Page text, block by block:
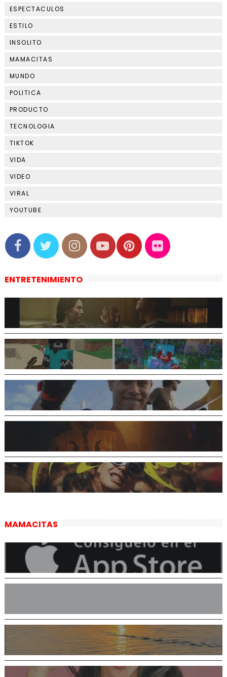
ESPECTACULOS
ESTILO
INSOLITO
MAMACITAS
MUNDO
POLITICA
PRODUCTO
TECNOLOGIA
TIKTOK
VIDA
VIDEO
VIRAL
YOUTUBE
ENTRETENIMIENTO
MAMACITAS